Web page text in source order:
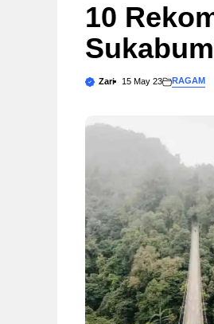
10
Zari 15 May 23 RAGAM